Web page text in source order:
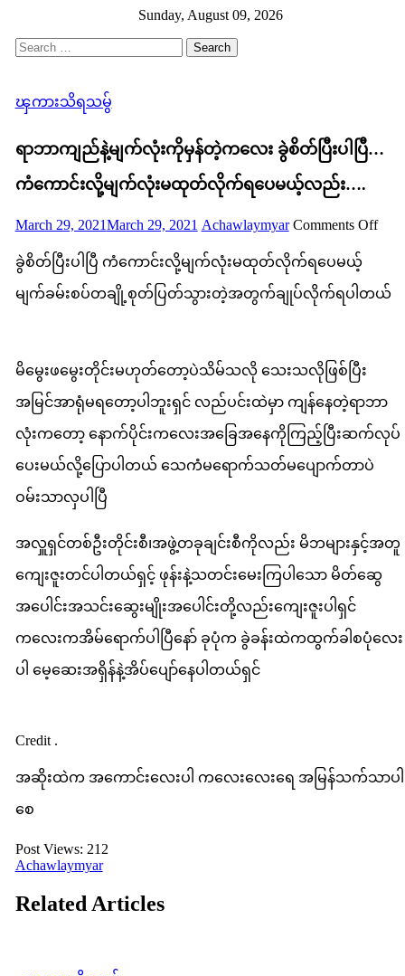
content
Sunday, August 09, 2026
Search
for:
ၾကားသိရသမွ်
ရာဘာကျည်နဲ့မျက်လုံးကိုမှန်တဲ့ကလေး ခွဲစိတ်ပြီးပါပြီ…
ကံကောင်းလို့မျက်လုံးမထုတ်လိုက်ရပေမယ့်လည်း….
Posted
March 29, 2021March 29, 2021 Author
Achawlaymyar Comments Offon
မှန်
တဲ့
ရ
ခွဲစိတ်ပြီးပါပြီ ကံကောင်းလို့မျက်လုံးမထုတ်လိုက်ရပေမယ့်
မျက်ခမ်းစပ်တချို့စုတ်ပြတ်သွားတဲ့အတွက်ချုပ်လိုက်ရပါတယ်
မိမွေးဖမွေးတိုင်းမဟုတ်တော့ပဲသိမ်သလို သေးသလိုဖြစ်ပြီး
အမြင်အာရုံမရတော့ပါဘူးရှင် လည်ပင်းထဲမှာ ကျန်နေတဲ့ရာဘာ
လုံးကတော့ နောက်ပိုင်းကလေးအခြေအနေကိုကြည့်ပြီးဆက်လုပ်
ပေးမယ်လို့ပြောပါတယ် သေကံမရောက်သတ်မပျောက်တာပဲ
ဝမ်းသာလှပါပြီ
အလှူရှင်တစ်ဦးတိုင်းစီ၊အဖွဲ့တခုချင်းစီကိုလည်း မိဘများနှင့်အတူ
ကျေးဇူးတင်ပါတယ်ရှင့် ဖုန်းနဲ့သတင်းမေးကြပါသော မိတ်ဆွေ
အပေါင်းအသင်းဆွေးမျိုးအပေါင်းတို့လည်းကျေးဇူးပါရှင်
ကလေးကအိမ်ရောက်ပါပြီနော် ခုပုံက ခွဲခန်းထဲကထွက်ခါစပုံလေး
ပါ မေ့ဆေးအရှိန်နဲ့အိပ်ပျော်နေပါတယ်ရှင်
Credit .
အဆိုးထဲက အကောင်းလေးပါ ကလေးလေးရေ အမြန်သက်သာပါ
စေ
Post Views: 212
Achawlaymyar
Related Articles